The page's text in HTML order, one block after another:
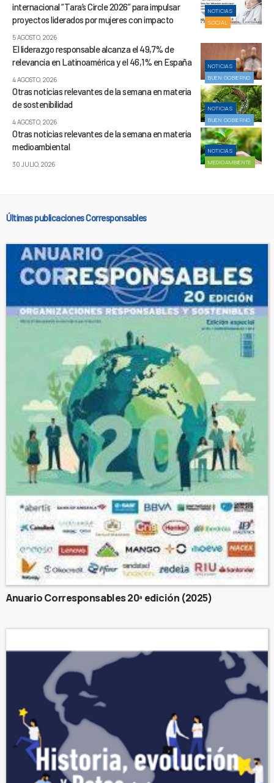
NOTICIAS
SOCIAL
internacional “Tara’s Circle 2026” para impulsar
proyectos liderados por mujeres con impacto
5 AGOSTO, 2026
NOTICIAS
BUEN GOBIERNO
El liderazgo responsable alcanza el 49,7% de
relevancia en Latinoamérica y el 46,1% en España
4 AGOSTO, 2026
NOTICIAS
BUEN GOBIERNO
Otras noticias relevantes de la semana en materia
de sostenibilidad
4 AGOSTO, 2026
NOTICIAS
MEDIOAMBIENTE
Otras noticias relevantes de la semana en materia
medioambiental
30 JULIO, 2026
Últimas publicaciones Corresponsables
Anuario Corresponsables 20ª edición (2025)